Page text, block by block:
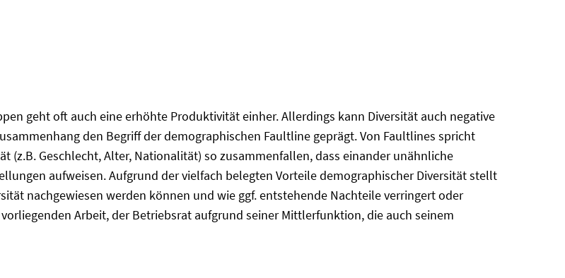
geht oft auch eine erhöhte Produktivität einher. Allerdings kann Diversität auch negative
den Begriff der demographischen Faultline geprägt. Von Faultlines spricht
(z.B. Geschlecht, Alter, Nationalität) so zusammenfallen, dass einander unähnliche
aufweisen. Aufgrund der vielfach belegten Vorteile demographischer Diversität stellt
nachgewiesen werden können und wie ggf. entstehende Nachteile verringert oder
Arbeit, der Betriebsrat aufgrund seiner Mittlerfunktion, die auch seinem